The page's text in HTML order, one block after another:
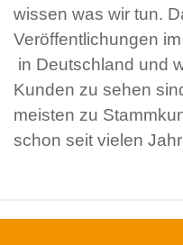
wissen was wir tun.
Veröffentlichungen
in Deutschland und
Kunden zu sehen
meisten zu
schon seit vielen